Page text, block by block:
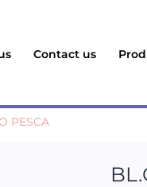
Contact us
PESCA